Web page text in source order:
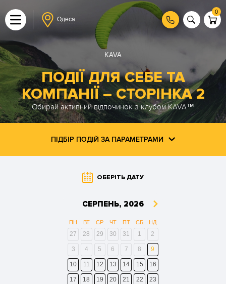
Одеса
0
KAVA
ПОДІЇ ДЛЯ СЕБЕ ТА
КОМПАНІЇ ― СТОРІНКА 2
Обирай активний відпочинок з клубом KAVA™
ПІДБІР ПОДІЙ ЗА ПАРАМЕТРАМИ
ОБЕРІТЬ ДАТУ
СЕРПЕНЬ, 2026
ПН ВТ СР ЧТ ПТ СБ НД
27 28 29 30 31 1 2
3 4 5 6 7 8 9
10 11 12 13 14 15 16
17 18 19 20 21 22 23